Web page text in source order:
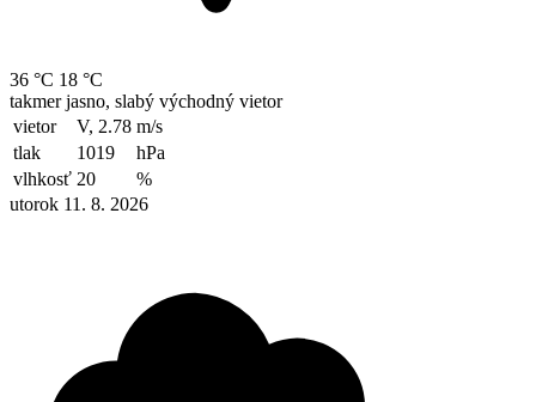
36 °C 18 °C
takmer jasno, slabý východný vietor
vietor
V, 2.78 m/s
tlak
1019
hPa
vlhkosť 20
%
utorok 11. 8. 2026